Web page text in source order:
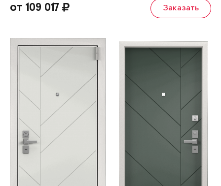
от 109 017 Заказать